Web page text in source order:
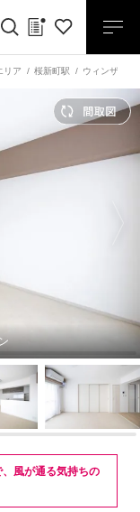
リア 桜新町駅 ウィンザー
風が通る気持ちの